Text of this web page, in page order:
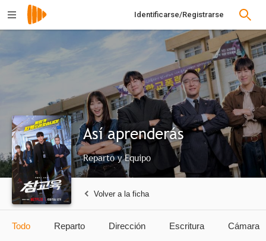
Identificarse/Registrarse
Así aprenderás
Reparto y Equipo
Volver a la ficha
Todo Reparto Dirección Escritura Cámara